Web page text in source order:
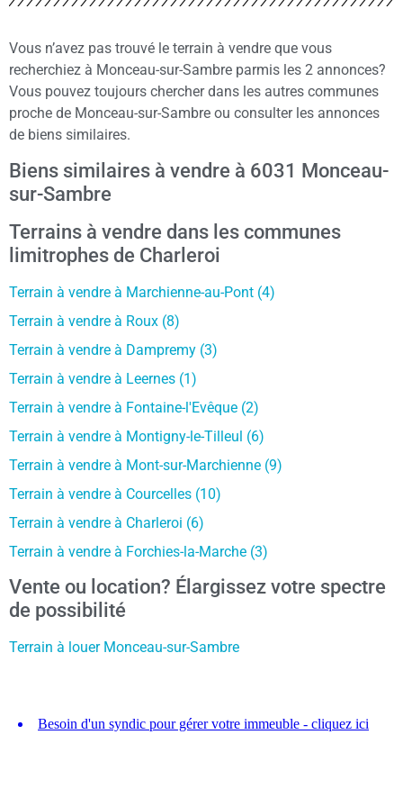
Vous n’avez pas trouvé le terrain à vendre que vous
recherchiez à Monceau-sur-Sambre parmis les 2 annonces?
Vous pouvez toujours chercher dans les autres communes
proche de Monceau-sur-Sambre ou consulter les annonces
de biens similaires.
Biens similaires à vendre à 6031 Monceau-
sur-Sambre
Terrains à vendre dans les communes
limitrophes de Charleroi
Terrain à vendre à Marchienne-au-Pont (4)
Terrain à vendre à Roux (8)
Terrain à vendre à Dampremy (3)
Terrain à vendre à Leernes (1)
Terrain à vendre à Fontaine-l'Evêque (2)
Terrain à vendre à Montigny-le-Tilleul (6)
Terrain à vendre à Mont-sur-Marchienne (9)
Terrain à vendre à Courcelles (10)
Terrain à vendre à Charleroi (6)
Terrain à vendre à Forchies-la-Marche (3)
Vente ou location? Élargissez votre spectre
de possibilité
Terrain à louer Monceau-sur-Sambre